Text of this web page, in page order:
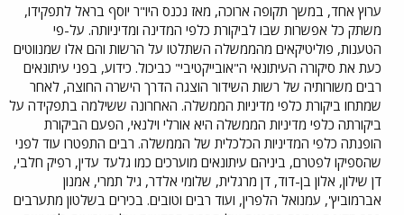
ערוץ אחד, במשך תקופה ארוכה, מאז נכנס היו"ר יוסף בראל לתפקידו,
משתק כל אפשרות שבו לביקורת כלפי המדינה ומדיניותה. על-פי
הטענות, פוליטיקאים מהממשלה השתלטו על הרשות והם אלו שמנווטים
כעת את סיקורה העיתונאי ה"אובייקטיבי" כביכול. כידוע, בפני עיתונאים
רבים משורותיה של רשות השידור הוצגה הדרך הישרה החוצה, לאחר
שמתחו ביקורת כלפי מדיניות הממשלה. האחרונה ששילמה בתפקידה על
ביקורתה כלפי מדיניות הממשלה היא אורלי וילנאי, הפעם הביקורת
הופנתה כלפי המדיניות הכלכלית של הממשלה. רבים התפטרו עוד לפני
שהספיקו לפטרם, ביניהם עיתונאים מוערכים כמו גלעד עדין, רפיק חלבי,
דן שילון, אלון בן-דוד, דן מרגלית, שלומי אלדר, גיל תמרי, אמנון
אברמוביץ', עמנואל הלפרין, ועוד רבים וטובים. בכירים בשלטון מתערבים